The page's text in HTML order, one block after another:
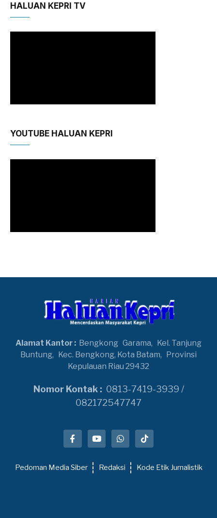
HALUAN KEPRI TV
YOUTUBE HALUAN KEPRI
Alamat Kantor : Bengkong Garama, Kel. Tanjung
Buntung, Kec. Bengkong, Kota Batam, Provinsi
Kepulauan Riau 29432
Nomor Kontak : 0813-7419-3939 /
082172547747
Pedoman Media Siber Redaksi Kode Etik Jurnalistik